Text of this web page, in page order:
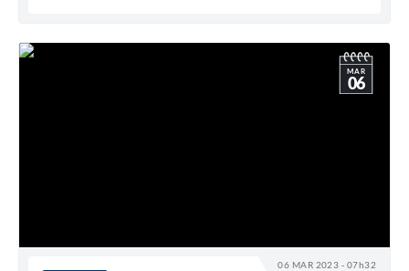
06 MAR 2023 - 07h32
MAR
06